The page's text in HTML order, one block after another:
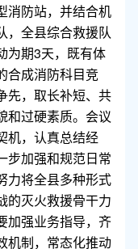
消防站，并结合机
，全县综合救援队
为期3天，既有体
合成消防科目竞
先，取长补短、共
和过硬素质。会议
机，认真总结经
步加强和规范日常
力将全县多种形式
的灭火救援骨干力
加强业务指导，齐
机制，常态化推动